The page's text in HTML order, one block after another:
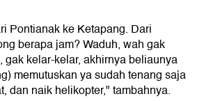
Pontianak ke Ketapang. Dari
berapa jam? Waduh, wah gak
gak kelar-kelar, akhirnya beliaunya
memutuskan ya sudah tenang saja
dan naik helikopter," tambahnya.